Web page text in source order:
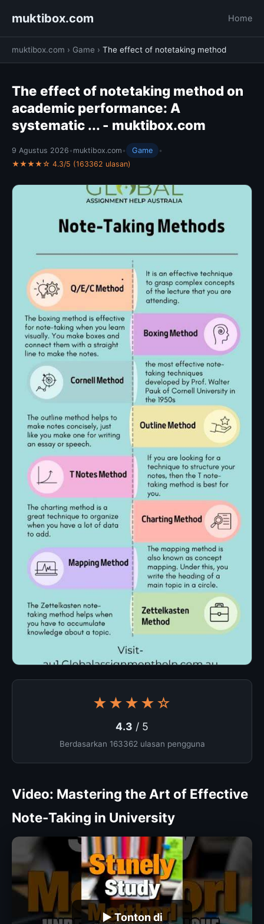
muktibox.com Home
muktibox.com › Game › The effect of notetaking method
The effect of notetaking method on
academic performance: A
systematic ... - muktibox.com
9 Agustus 2026 • muktibox.com • Game
•
★★★★☆ 4.3/5 (163362 ulasan)
★★★★☆
4.3 / 5
Berdasarkan 163362 ulasan pengguna
Video: Mastering the Art of Effective
Note-Taking in University
▶ Tonton di